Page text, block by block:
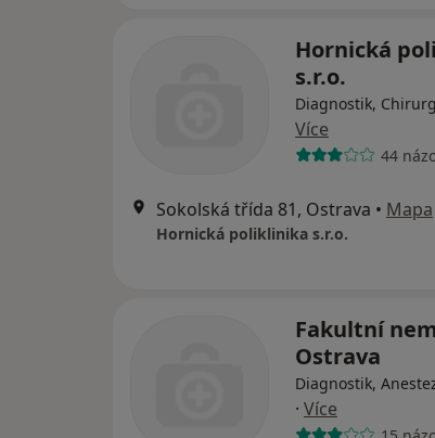
Hornická
s.r.o.
Diagnostik,
Více
44
Sokolská třída 81, Ostrava • Mapa
Hornická poliklinika s.r.o.
Fakultní
Ostrava
Diagnostik,
· Více